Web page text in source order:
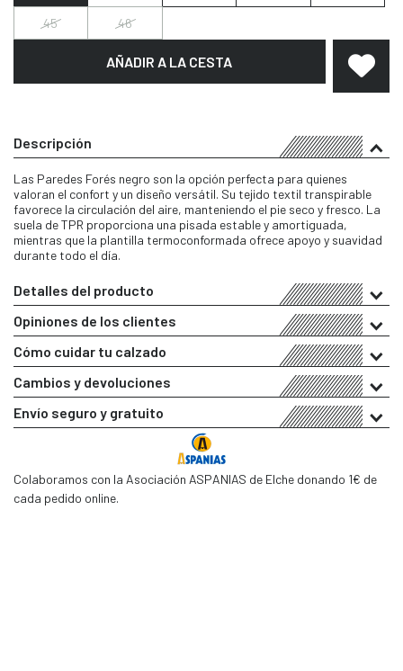
45 46
AÑADIR A LA CESTA
Descripción
Las Paredes Forés negro son la opción perfecta para quienes
valoran el confort y un diseño versátil. Su tejido textil transpirable
favorece la circulación del aire, manteniendo el pie seco y fresco. La
suela de TPR proporciona una pisada estable y amortiguada,
mientras que la plantilla termoconformada ofrece apoyo y suavidad
durante todo el día.
Detalles del producto
Opiniones de los clientes
Cómo cuidar tu calzado
Cambios y devoluciones
Envío seguro y gratuito
Colaboramos con la Asociación ASPANIAS de Elche donando 1€ de
cada pedido online.